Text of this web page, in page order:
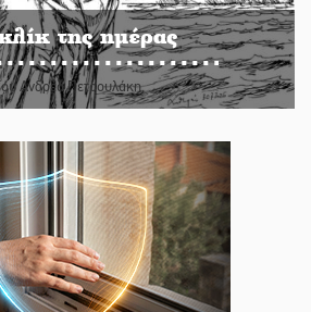
της ημέρας
Ανδρέα Πετρουλάκη